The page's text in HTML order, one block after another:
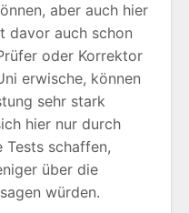
aber auch hier
davor auch schon
oder Korrektor
erwische, können
sehr stark
hier nur durch
schaffen,
über die
würden.